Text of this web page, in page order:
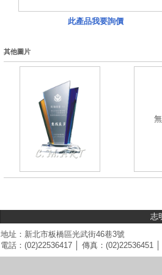
此產品我要詢價
其他圖片
志
地址：新北市板橋區光武街46巷3號
電話：(02)22536417 │ 傳真：(02)22536451